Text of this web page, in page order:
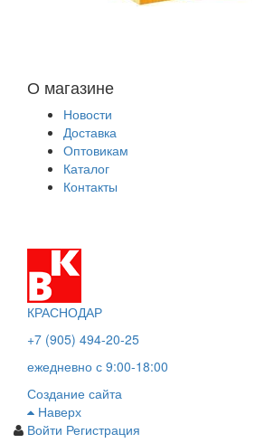
О магазине
Новости
Доставка
Оптовикам
Каталог
Контакты
КРАСНОДАР
+7 (905) 494-20-25
ежедневно с 9:00-18:00
Создание сайта
Наверх
Войти Регистрация